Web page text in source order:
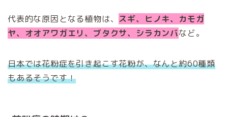
代表的な原因となる植物は、 スギ、ヒノキ、カモガ
ヤ、オオアワガエリ、ブタクサ、シラカンバなど。
日本では花粉症を引き起こす花粉が、なんと約60種類
もあるそうです！